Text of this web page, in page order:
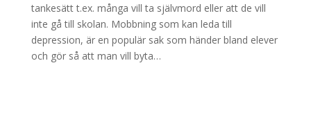
tankesätt t.ex. många vill ta självmord eller att de vill
inte gå till skolan. Mobbning som kan leda till
depression, är en populär sak som händer bland elever
och gör så att man vill byta…